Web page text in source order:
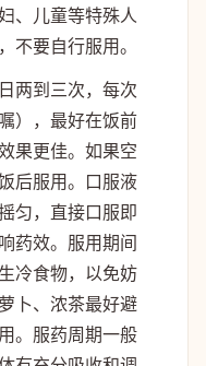
、儿童等特殊人
不要自行服用。
两到三次，每次
），最好在饭前
果更佳。如果空
后服用。口服液
匀，直接口服即
药效。服用期间
冷食物，以免妨
卜、浓茶最好避
。服药周期一般